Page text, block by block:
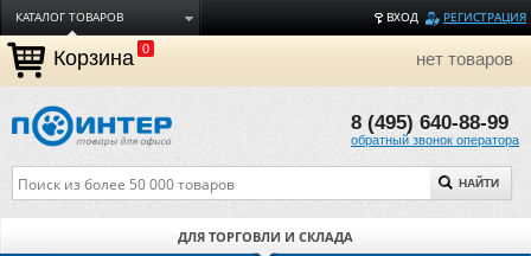
ВХОД РЕГИСТРАЦИЯ
КАТАЛОГ ТОВАРОВ
ДОСТАВКА
ОПЛАТА
ТОРГОВЫЕ МАРКИ
О КОМПАНИИ
Корзина 0 нет товаров
8 (495) 640-88-99
обратный звонок оператора
НАЙТИ
ДЛЯ ТОРГОВЛИ И СКЛАДА